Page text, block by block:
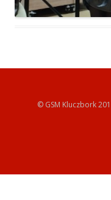
© GSM Kluczbork